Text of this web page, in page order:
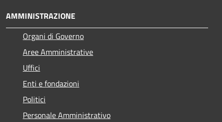
AMMINISTRAZIONE
Organi di Governo
Aree Amministrative
Uffici
Enti e fondazioni
Politici
Personale Amministrativo